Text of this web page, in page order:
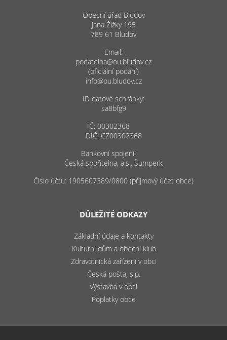
Obecní úřad Bludov
Jana Žižky 195
789 61 Bludov
Email:
podatelna@ou.bludov.cz
(oficiální podání)
info@ou.bludov.cz
ID datové schránky:
sa8bfg9
IČ: 00302368
DIČ: CZ00302368
Bankovní spojení:
Česká spořitelna, a.s., Šumperk
Číslo účtu: 1905607389/0800 (příjmový účet obce)
DŮLEŽITÉ ODKAZY
Základní údaje a kontakty
Kulturní dům a obecní klub
Zdravotnická zařízení v obci
Česká pošta, s.p.
Výstavba v obci
Poplatky obce